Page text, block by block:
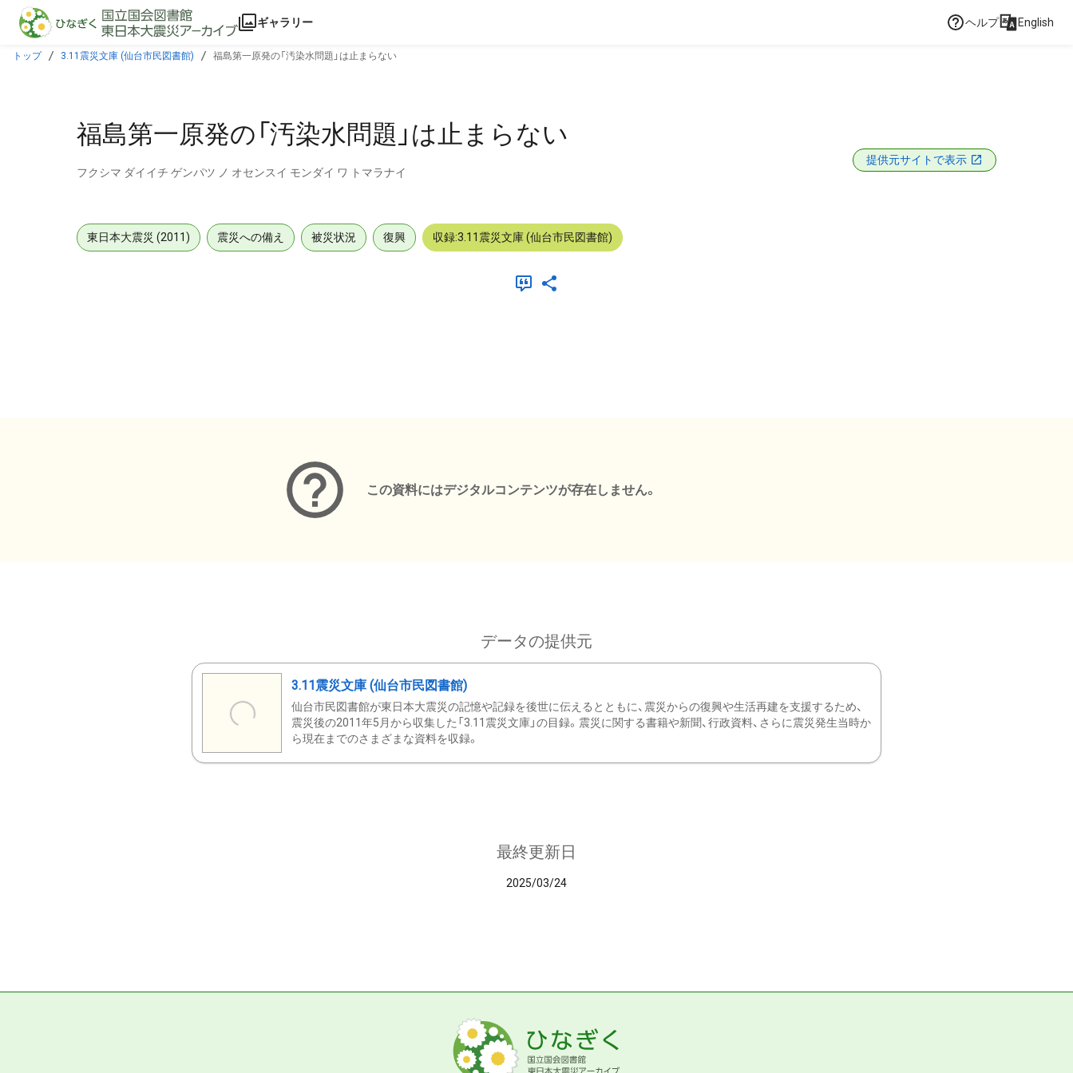
本文に飛ぶ
ギャラリー ヘルプ English
トップ 3.11震災文庫 (仙台市民図書館) 福島第一原発の「汚染水問題」は止まらない
福島第一原発の「汚染水問題」は止まらない
フクシマ ダイイチ ゲンパツ ノ オセンスイ モンダイ ワ トマラナイ
提供元サイトで表示
東日本大震災 (2011) 震災への備え 被災状況 復興 収録:3.11震災文庫 (仙台市民図書館)
この資料にはデジタルコンテンツが存在しません。
データの提供元
3.11震災文庫 (仙台市民図書館)
仙台市民図書館が東日本大震災の記憶や記録を後世に伝えるとともに、震災からの復興や生活再建を支援するため、
震災後の2011年5月から収集した「3.11震災文庫」の目録。震災に関する書籍や新聞、行政資料、さらに震災発生当時か
ら現在までのさまざまな資料を収録。
最終更新日
2025/03/24